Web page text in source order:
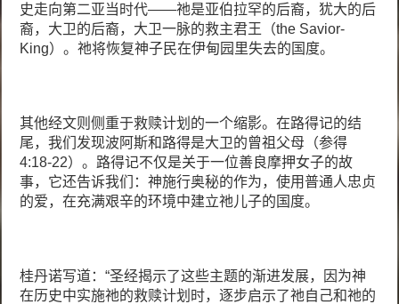
史走向第二亚当时代——祂是亚伯拉罕的后裔，犹大的后
裔，大卫的后裔，大卫一脉的救主君王（the Savior-
King）。祂将恢复神子民在伊甸园里失去的国度。
其他经文则侧重于救赎计划的一个缩影。在路得记的结
尾，我们发现波阿斯和路得是大卫的曾祖父母（参得
4:18-22）。路得记不仅是关于一位善良摩押女子的故
事，它还告诉我们：神施行奥秘的作为，使用普通人忠贞
的爱，在充满艰辛的环境中建立祂儿子的国度。
桂丹诺写道：“圣经揭示了这些主题的渐进发展，因为神
在历史中实施祂的救赎计划时，逐步启示了祂自己和祂的